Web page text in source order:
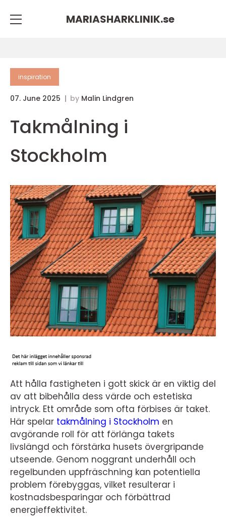
MARIASHARKLINIK.se
inspiration
07. June 2025 by Malin Lindgren
Takmålning i
Stockholm
Att hålla fastigheten i gott skick är en viktig del
av att bibehålla dess värde och estetiska
intryck. Ett område som ofta förbises är taket.
Här spelar takmålning i Stockholm en
avgörande roll för att förlänga takets
livslängd och förstärka husets övergripande
utseende. Genom noggrant underhåll och
regelbunden uppfräschning kan potentiella
problem förebyggas, vilket resulterar i
kostnadsbesparingar och förbättrad
energieffektivitet.